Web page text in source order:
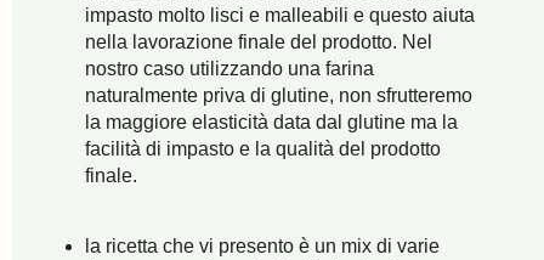
impasto molto lisci e malleabili e questo aiuta
nella lavorazione finale del prodotto. Nel
nostro caso utilizzando una farina
naturalmente priva di glutine, non sfrutteremo
la maggiore elasticità data dal glutine ma la
facilità di impasto e la qualità del prodotto
finale.
la ricetta che vi presento è un mix di varie